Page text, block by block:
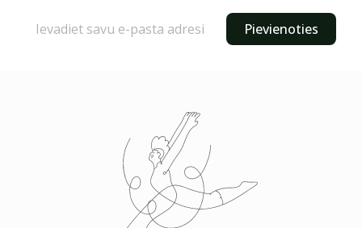
Pievienoties